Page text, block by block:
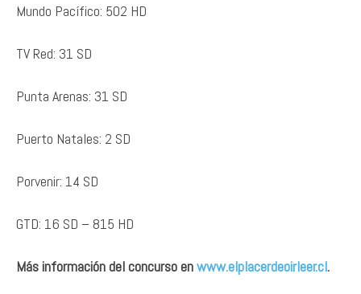
Mundo Pacífico: 502 HD
TV Red: 31 SD
Punta Arenas: 31 SD
Puerto Natales: 2 SD
Porvenir: 14 SD
GTD: 16 SD – 815 HD
Más información del concurso enwww.elplacerdeoirleer.cl.